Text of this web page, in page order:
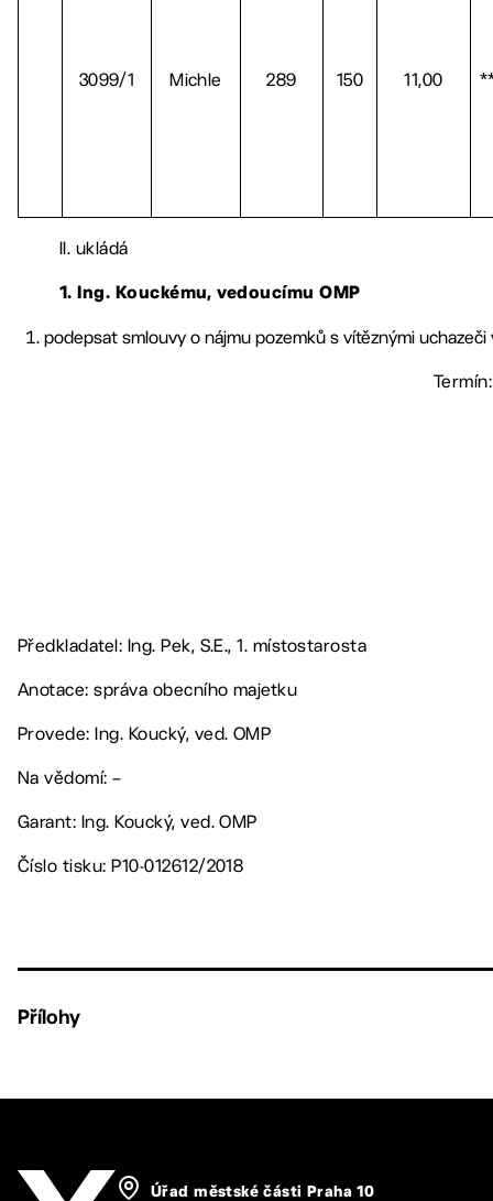
3099/1 Michle 289 150 11,00
II. ukládá
1. Ing. Kouckému, vedoucímu OMP
podepsat smlouvy o nájmu pozemků s vítěznými
Předkladatel: Ing. Pek, S.E., 1. místostarosta
Anotace: správa obecního majetku
Provede: Ing. Koucký, ved. OMP
Na vědomí: –
Garant: Ing. Koucký, ved. OMP
Číslo tisku: P10-012612/2018
Přílohy
Úřad městské části Praha 10